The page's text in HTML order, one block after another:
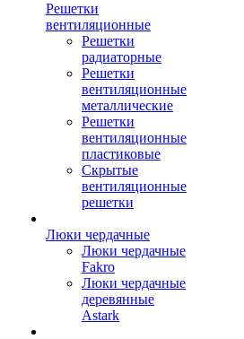
Решетки
вентиляционные
Решетки
радиаторные
Решетки
вентиляционные
металлические
Решетки
вентиляционные
пластиковые
Скрытые
вентиляционные
решетки
Люки чердачные
Люки чердачные
Fakro
Люки чердачные
деревянные
Astark